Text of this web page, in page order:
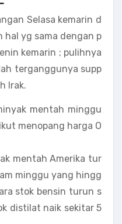
Selasa kemarin d
hal yg sama dengan p
kemarin ; pulihnya
terganggunya supp
Irak.
mentah minggu
menopang harga O
mentah Amerika tur
minggu yang hingg
stok bensin turun s
distilat naik sekitar 5